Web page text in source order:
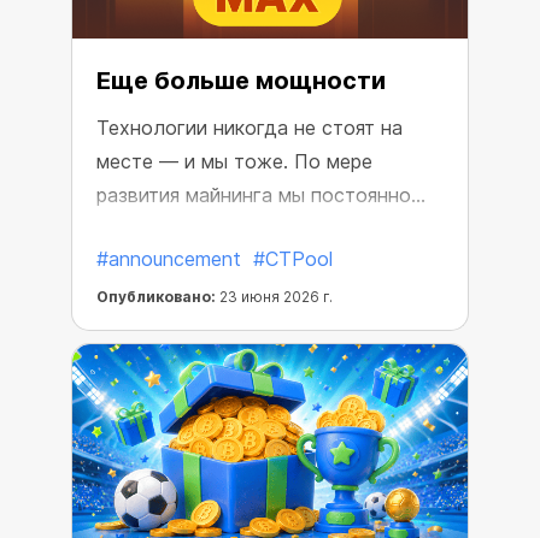
Еще больше мощности
Технологии никогда не стоят на
месте — и мы тоже. По мере
развития майнинга мы постоянно
сделать ваш опыт более
эффективным и выгодным.
#announcement #CTPool
Опубликовано: 23 июня 2026 г.